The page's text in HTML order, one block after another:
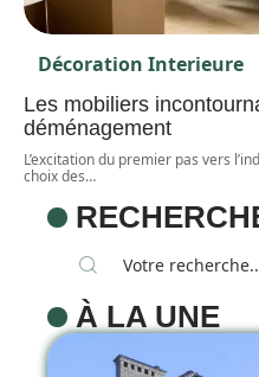
Décoration Interieure
Les mobiliers
déménagement
L’excitation du premier pas vers
choix des…
À LA UNE